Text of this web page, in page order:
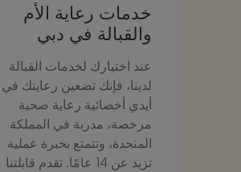
خدمات رعاية الأم
والقبالة في دبي
عند اختيارك لخدمات القبالة
لدينا، فإنك تضعين رعايتك في
أيدي أخصائية رعاية صحية
مرخصة، مدربة في المملكة
المتحدة، وتتمتع بخبرة عملية
تزيد عن 14 عامًا. تقدم قابلتنا